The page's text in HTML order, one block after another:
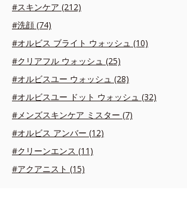
#スキンケア (212)
#洗顔 (74)
#オルビス ブライト ウォッシュ (10)
#クリアフル ウォッシュ (25)
#オルビスユー ウォッシュ (28)
#オルビスユー ドット ウォッシュ (32)
#メンズスキンケア ミスター (7)
#オルビス アンバー (12)
#クリーンエンス (11)
#アクアニスト (15)